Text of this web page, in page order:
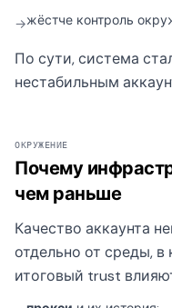
→жёстче контроль
По сути, система
нестабильным
ОКРУЖЕНИЕ
Почему
чем раньше
Качество аккаунта
отдельно от среды, в
итоговый trust